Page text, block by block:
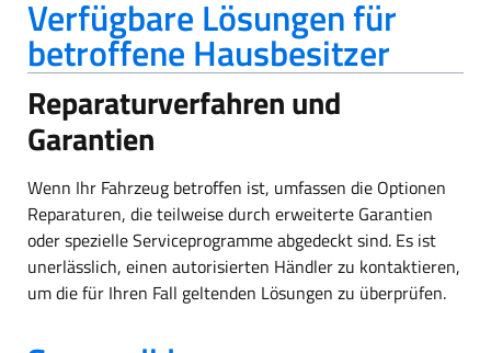
Verfügbare Lösungen für
betroffene Hausbesitzer
Reparaturverfahren und
Garantien
Wenn Ihr Fahrzeug betroffen ist, umfassen die Optionen
Reparaturen, die teilweise durch erweiterte Garantien
oder spezielle Serviceprogramme abgedeckt sind. Es ist
unerlässlich, einen autorisierten Händler zu kontaktieren,
um die für Ihren Fall geltenden Lösungen zu überprüfen.